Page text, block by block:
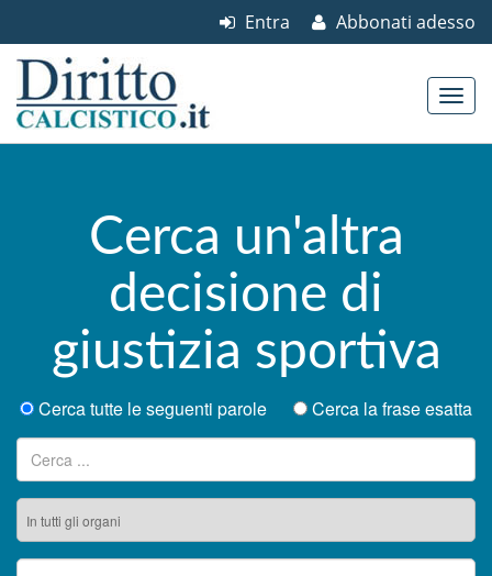
Abbonati adesso
Entra
Cerca un'altra
decisione di
giustizia sportiva
Cerca tutte le seguenti parole
Cerca la frase esatta
Ricerca per: